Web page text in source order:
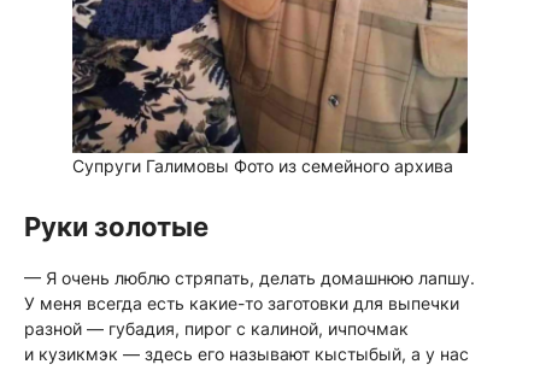
Супруги Галимовы Фото из семейного архива
Руки золотые
— Я очень люблю стряпать, делать домашнюю лапшу.
У меня всегда есть какие-то заготовки для выпечки
разной — губадия, пирог с калиной, ичпочмак
и кузикмэк — здесь его называют кыстыбый, а у нас